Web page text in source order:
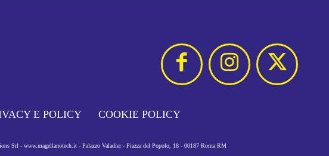
E POLICY COOKIE POLICY
Srl - www.magellanotech.it - Palazzo Valadier - Piazza del Popolo, 18 - 00187 Roma RM